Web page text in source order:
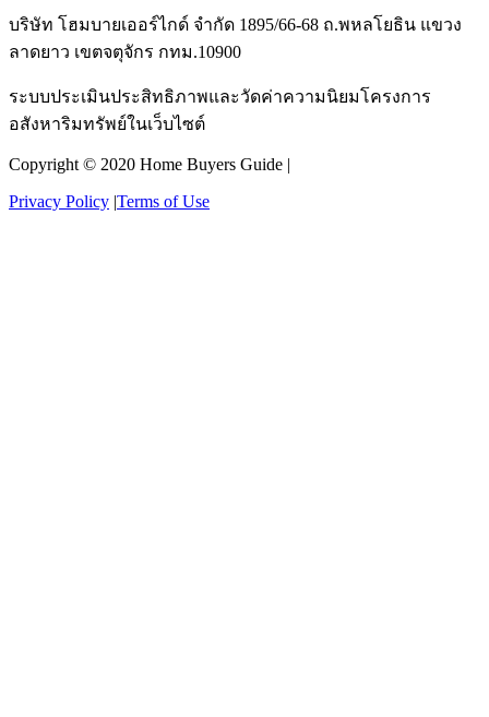
บริษัท โฮมบายเออร์ไกด์ จำกัด 1895/66-68 ถ.พหลโยธิน แขวง
ลาดยาว เขตจตุจักร กทม.10900
ระบบประเมินประสิทธิภาพและวัดค่าความนิยมโครงการ
อสังหาริมทรัพย์ในเว็บไซต์
Copyright © 2020 Home Buyers Guide |
Privacy Policy |Terms of Use